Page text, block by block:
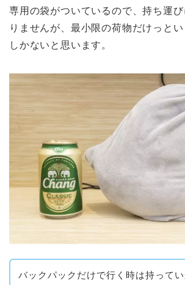
専用の袋がついているので、持ち運び
りませんが、最小限の荷物だけっと
しかないと思います。
バックパックだけで行く時は持って